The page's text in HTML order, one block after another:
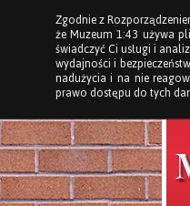
STRONA
Zgodnie z
że Muzeum 1:43 używa
świadczyć Ci usługi i
wydajności i
nadużycia i na nie
prawo dostępu do tych